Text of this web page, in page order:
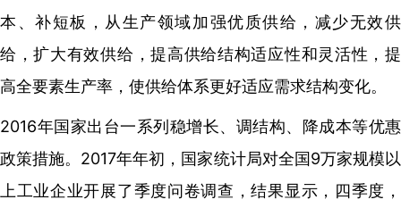
本、补短板，从生产领域加强优质供给，减少无效供
给，扩大有效供给，提高供给结构适应性和灵活性，提
高全要素生产率，使供给体系更好适应需求结构变化。
2016年国家出台一系列稳增长、调结构、降成本等优惠
政策措施。2017年年初，国家统计局对全国9万家规模以
上工业企业开展了季度问卷调查，结果显示，四季度，